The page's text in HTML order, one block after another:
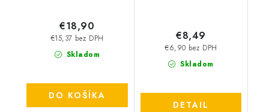
Skladom
€15,37 bez DPH
€18,90
DO KOŠÍKA
Skladom
€6,90 bez DPH
€8,49
DETAIL